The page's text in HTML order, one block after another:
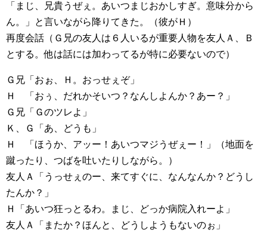
「まじ、兄貴うぜぇ。あいつまじおかしすぎ。意味分から
ん。」と言いながら降りてきた。（彼がＨ）
再度会話（Ｇ兄の友人は６人いるが重要人物を友人Ａ、Ｂ
とする。他は話には加わってるが特に必要ないので）
Ｇ兄「おぉ、Ｈ。おっせぇぞ」
Ｈ 「おぅ、だれかそいつ？なんしよんか？あー？」
Ｇ兄「Ｇのツレよ」
Ｋ、Ｇ「あ、どうも」
Ｈ 「ほうか、アッー！あいつマジうぜぇー！」（地面を
蹴ったり、つばを吐いたりしながら。）
友人Ａ「うっせぇのー、来てすぐに、なんなんか？どうし
たんか？」
Ｈ「あいつ狂っとるわ。まじ、どっか病院入れーよ」
友人Ａ「またか？ほんと、どうしようもないのぉ」